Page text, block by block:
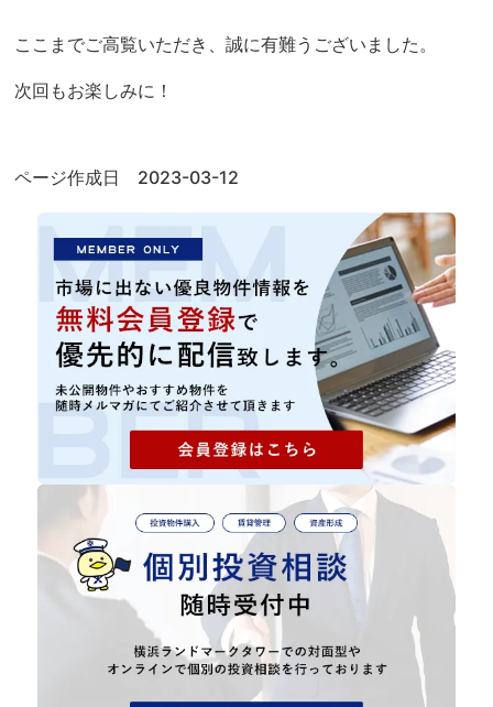
ここまでご高覧いただき、誠に有難うございました。
次回もお楽しみに！
ページ作成日 2023-03-12